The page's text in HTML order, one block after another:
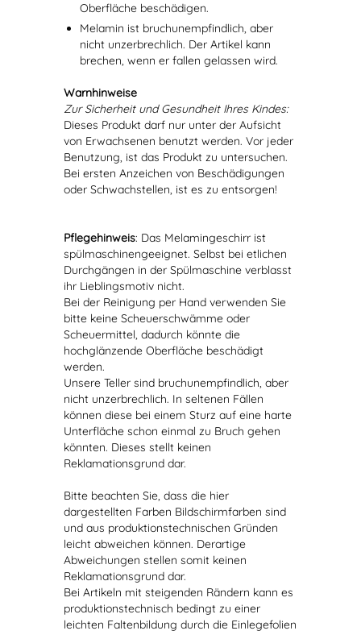
Oberfläche beschädigen.
Melamin ist bruchunempfindlich, aber
nicht unzerbrechlich. Der Artikel kann
brechen, wenn er fallen gelassen wird.
Warnhinweise
Zur Sicherheit und Gesundheit Ihres Kindes:
Dieses Produkt darf nur unter der Aufsicht
von Erwachsenen benutzt werden. Vor jeder
Benutzung, ist das Produkt zu untersuchen.
Bei ersten Anzeichen von Beschädigungen
oder Schwachstellen, ist es zu entsorgen!
Pflegehinweis: Das Melamingeschirr ist
spülmaschinengeeignet. Selbst bei etlichen
Durchgängen in der Spülmaschine verblasst
ihr Lieblingsmotiv nicht.
Bei der Reinigung per Hand verwenden Sie
bitte keine Scheuerschwämme oder
Scheuermittel, dadurch könnte die
hochglänzende Oberfläche beschädigt
werden.
Unsere Teller sind bruchunempfindlich, aber
nicht unzerbrechlich. In seltenen Fällen
können diese bei einem Sturz auf eine harte
Unterfläche schon einmal zu Bruch gehen
könnten. Dieses stellt keinen
Reklamationsgrund dar.
Bitte beachten Sie, dass die hier
dargestellten Farben Bildschirmfarben sind
und aus produktionstechnischen Gründen
leicht abweichen können. Derartige
Abweichungen stellen somit keinen
Reklamationsgrund dar.
Bei Artikeln mit steigenden Rändern kann es
produktionstechnisch bedingt zu einer
leichten Faltenbildung durch die Einlegefolien